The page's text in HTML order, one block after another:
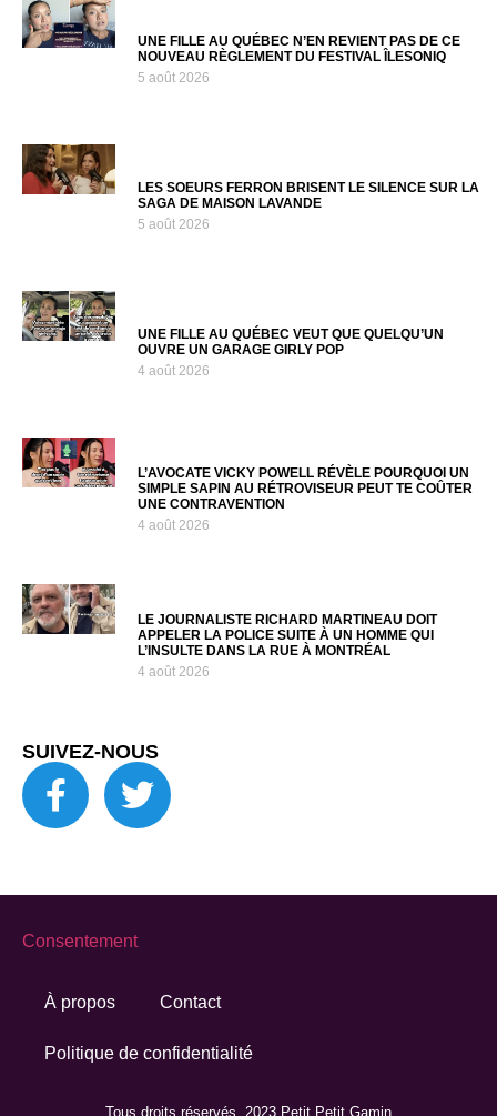
UNE FILLE AU QUÉBEC N’EN REVIENT PAS DE CE
NOUVEAU RÈGLEMENT DU FESTIVAL ÎLESONIQ
5 août 2026
LES SOEURS FERRON BRISENT LE SILENCE SUR LA
SAGA DE MAISON LAVANDE
5 août 2026
UNE FILLE AU QUÉBEC VEUT QUE QUELQU’UN
OUVRE UN GARAGE GIRLY POP
4 août 2026
L’AVOCATE VICKY POWELL RÉVÈLE POURQUOI UN
SIMPLE SAPIN AU RÉTROVISEUR PEUT TE COÛTER
UNE CONTRAVENTION
4 août 2026
LE JOURNALISTE RICHARD MARTINEAU DOIT
APPELER LA POLICE SUITE À UN HOMME QUI
L’INSULTE DANS LA RUE À MONTRÉAL
4 août 2026
SUIVEZ-NOUS
Tous droits réservés. 2023 Petit Petit Gamin
À propos Contact
Politique de confidentialité
Consentement